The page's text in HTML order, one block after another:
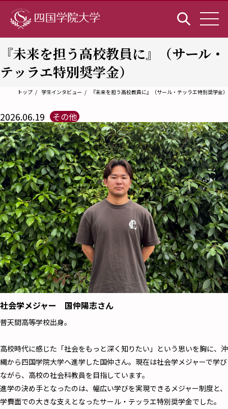
『未来を担う高校教員に』（サール・
テッラエ特別奨学金）
トップ 学生インタビュー 『未来を担う高校教員に』（サール・テッラエ特別奨学金）
2026.06.19 その他
社会学メジャー 国仲陽志さん
普天間高等学校出身。
高校時代に感じた「社会をもっと深く知りたい」という思いを胸に、沖
縄から四国学院大学へ進学した国仲さん。現在は社会学メジャーで学び
ながら、高校の社会科教員を目指しています。
進学の決め手となったのは、幅広い学びを実現できるメジャー制度と、
学費面での大きな支えとなったサール・テッラエ特別奨学金でした。